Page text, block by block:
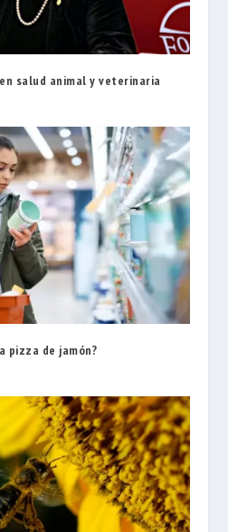
salud animal y veterinaria
pizza de jamón?